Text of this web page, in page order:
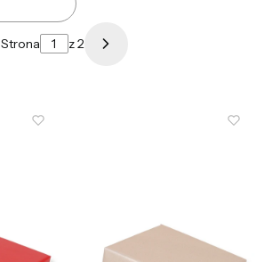
Strona z 2 Następne produkty